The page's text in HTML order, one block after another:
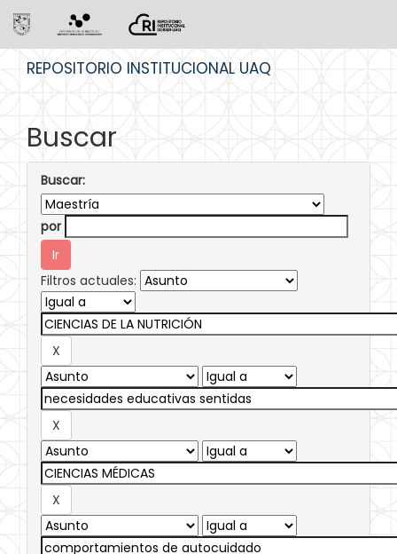
REPOSITORIO INSTITUCIONAL UAQ
Buscar
Buscar:
por
Filtros actuales: